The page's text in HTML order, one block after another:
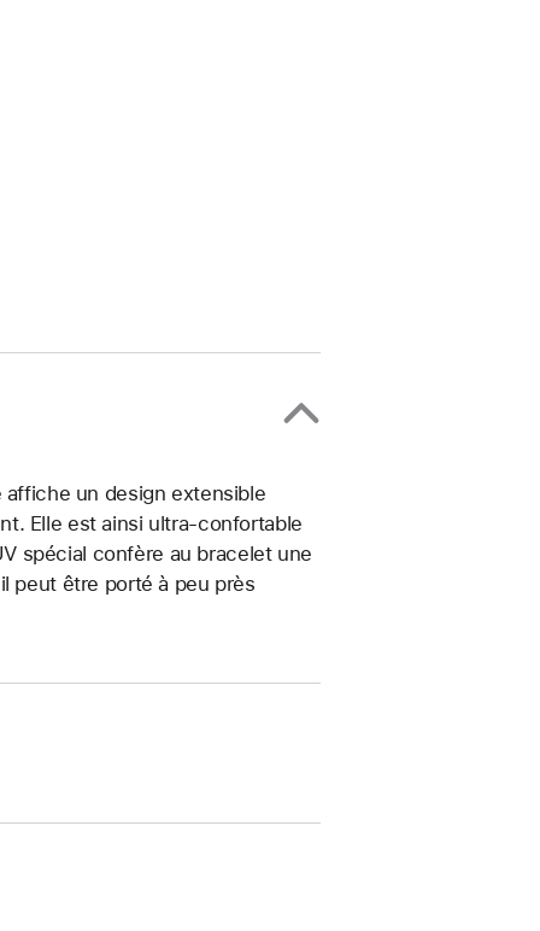
un design extensible
Elle est ainsi ultra-confortable
spécial confère au bracelet une
peut être porté à peu près